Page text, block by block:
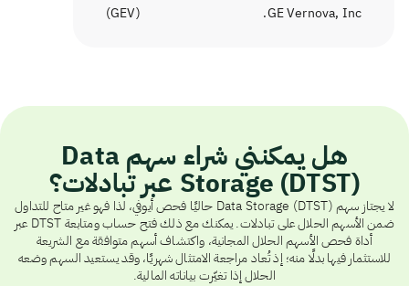
GE Vernova, Inc.
(
GEV
)
هل يمكنني شراء سهم Data
Storage (DTST) عبر تبادلات؟
لا يجتاز سهم Data Storage (DTST) حاليًا فحص أيوفي، لذا فهو غير متاح للتداول
ضمن الأسهم الحلال على تبادلات. يمكنك مع ذلك فتح حساب ومتابعة DTST عبر
أداة فحص الأسهم الحلال المجانية، واكتشاف أسهم متوافقة مع الشريعة
للاستثمار فيها بدلًا منه؛ إذ تُعاد مراجعة الامتثال شهريًا، وقد يستعيد السهم وضعه
الحلال إذا تغيّرت بياناته المالية.